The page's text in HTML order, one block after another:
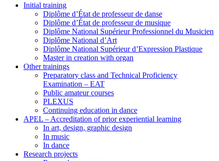
Initial training
Diplôme d’État de professeur de danse
Diplôme d’État de professeur de musique
Diplôme National Supérieur Professionnel du Musicien
Diplôme National d’Art
Diplôme National Supérieur d’Expression Plastique
Master in creation with organ
Other trainings
Preparatory class and Technical Proficiency
Examination – EAT
Public amateur courses
PLEXUS
Continuing education in dance
APEL – Accreditation of prior experiential learning
In art, design, graphic design
In music
In dance
Research projects